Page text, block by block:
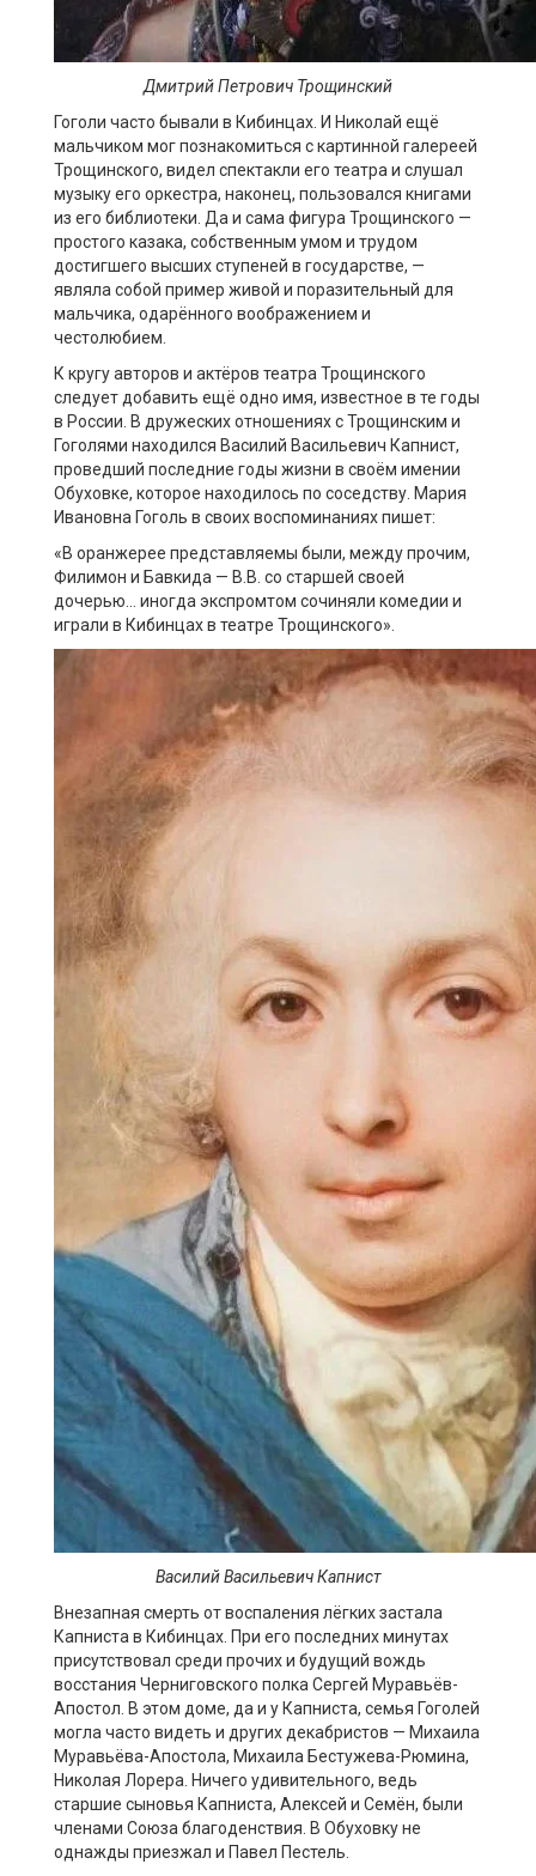
Дмитрий Петрович Трощинский
Гоголи часто бывали в Кибинцах. И Николай ещё
мальчиком мог познакомиться с картинной галереей
Трощинского, видел спектакли его театра и слушал
музыку его оркестра, наконец, пользовался книгами
из его библиотеки. Да и сама фигура Трощинского —
простого казака, собственным умом и трудом
достигшего высших ступеней в государстве, —
являла собой пример живой и поразительный для
мальчика, одарённого воображением и
честолюбием.
К кругу авторов и актёров театра Трощинского
следует добавить ещё одно имя, известное в те годы
в России. В дружеских отношениях с Трощинским и
Гоголями находился Василий Васильевич Капнист,
проведший последние годы жизни в своём имении
Обуховке, которое находилось по соседству. Мария
Ивановна Гоголь в своих воспоминаниях пишет:
«В оранжерее представляемы были, между прочим,
Филимон и Бавкида — В.В. со старшей своей
дочерью… иногда экспромтом сочиняли комедии и
играли в Кибинцах в театре Трощинского».
Василий Васильевич Капнист
Внезапная смерть от воспаления лёгких застала
Капниста в Кибинцах. При его последних минутах
присутствовал среди прочих и будущий вождь
восстания Черниговского полка Сергей Муравьёв-
Апостол. В этом доме, да и у Капниста, семья Гоголей
могла часто видеть и других декабристов — Михаила
Муравьёва-Апостола, Михаила Бестужева-Рюмина,
Николая Лорера. Ничего удивительного, ведь
старшие сыновья Капниста, Алексей и Семён, были
членами Союза благоденствия. В Обуховку не
однажды приезжал и Павел Пестель.